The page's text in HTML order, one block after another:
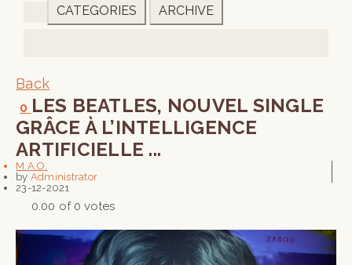
CATEGORIES ARCHIVE
Back
0 LES BEATLES, NOUVEL SINGLE
GRÂCE À L’INTELLIGENCE
ARTIFICIELLE ...
M.A.O.
by Administrator
23-12-2021
0.00 of 0 votes